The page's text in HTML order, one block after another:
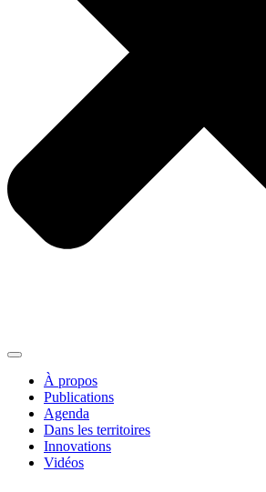
À propos
Publications
Agenda
Dans les territoires
Innovations
Vidéos